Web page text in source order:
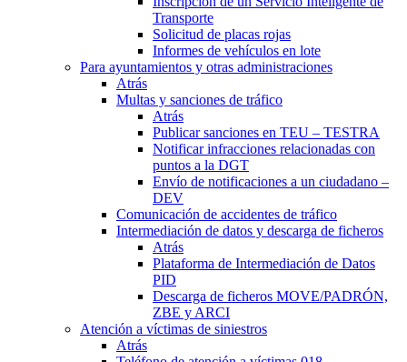
Transporte
Solicitud de placas rojas
Informes de vehículos en lote
Para ayuntamientos y otras administraciones
Atrás
Multas y sanciones de tráfico
Atrás
Publicar sanciones en TEU – TESTRA
Notificar infracciones relacionadas con
puntos a la DGT
Envío de notificaciones a un ciudadano –
DEV
Comunicación de accidentes de tráfico
Intermediación de datos y descarga de ficheros
Atrás
Plataforma de Intermediación de Datos
PID
Descarga de ficheros MOVE/PADRÓN,
ZBE y ARCI
Atención a víctimas de siniestros
Atrás